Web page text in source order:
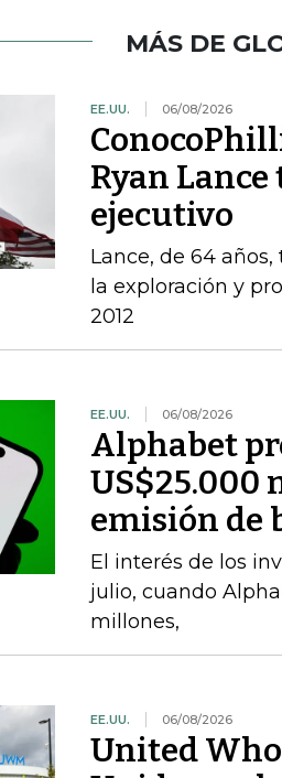
MÁS DE
EE.UU. 06/08/2026
Ryan
ejecutivo
Lance, de 64
la exploración y
2012
EE.UU. 06/08/2026
Alphabet
US$25.000
emisión de
El interés de los
julio, cuando
millones,
EE.UU. 06/08/2026
United